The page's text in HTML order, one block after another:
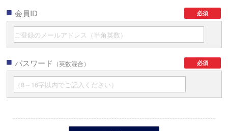
会員ID 必須
パスワード （英数混合） 必須